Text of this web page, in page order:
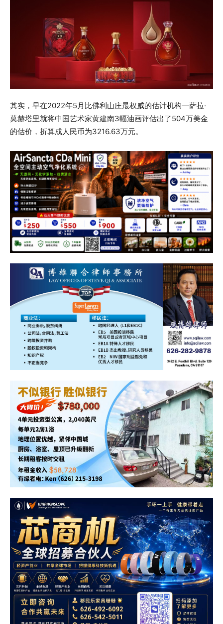
其实，早在2022年5月比佛利山庄最权威的估计机构—萨拉·
莫赫塔里就将中国艺术家黄建南3幅油画评估出了504万美金
的估价，折算成人民币为3216.63万元。